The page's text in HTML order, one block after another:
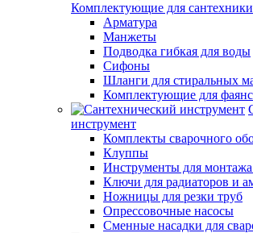
Комплектующие для сантехники
Арматура
Манжеты
Подводка гибкая для воды
Сифоны
Шланги для стиральных
Комплектующие для
инструмент
Комплекты сварочного
Клуппы
Инструменты для монтажа
Ключи для радиаторов и
Ножницы для резки труб
Опрессовочные насосы
Сменные насадки для